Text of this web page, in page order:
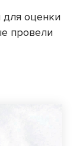
для оценки
провели